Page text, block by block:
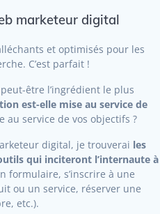
marketeur digital
et optimisés pour les
C’est parfait !
être l’ingrédient le plus
est-elle mise au service de
au service de vos objectifs ?
digital, je trouverai les
qui inciteront l’internaute à
formulaire, s’inscrire à une
ou un service, réserver une
etc.).